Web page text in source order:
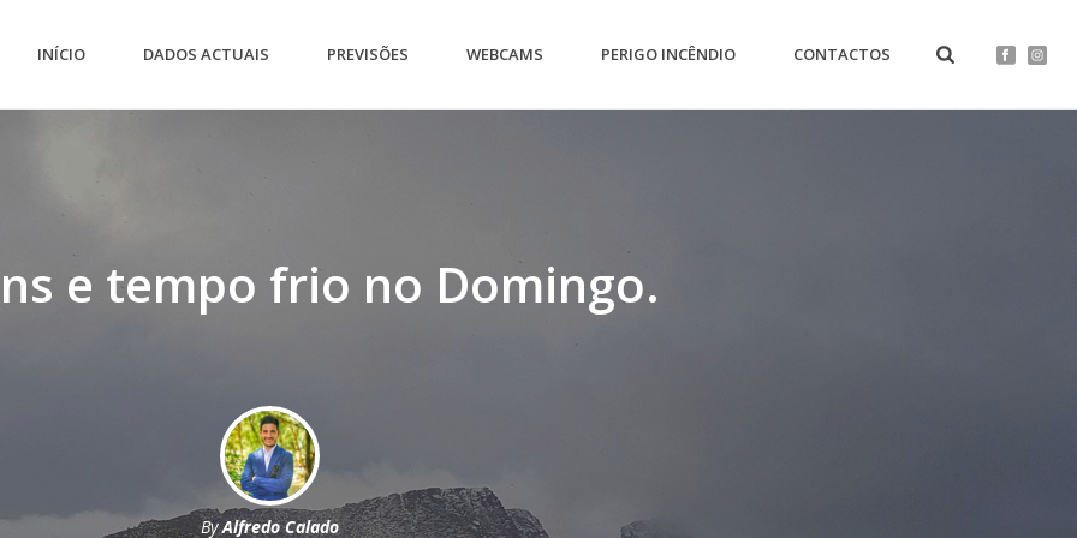
INÍCIO DADOS ACTUAIS PREVISÕES WEBCAMS PERIGO INCÊNDIO CONTACTOS
e tempo frio no Domingo.
ByAlfredo Calado